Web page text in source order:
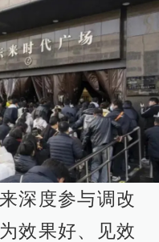
深度参与调改
效果好、见效